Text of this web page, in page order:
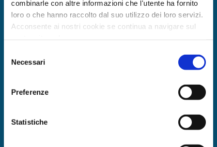
combinarle con altre informazioni che l'utente ha fornito
loro o che hanno raccolto dal suo utilizzo dei loro servizi.
Acconsente ai nostri cookie se continua a navigare sul
delNecessari
Preferenze
Statistiche
Quali tipologie di
operazionigarantisce?
operazioni
finalizzate all’attività di impresa, sia
, con
diverse coperture stabilite dalle disposizioni
operative del Fondo e dall’attuale disciplina
tengono conto della finalità del
finanziamento, della tipologia di richiedente e